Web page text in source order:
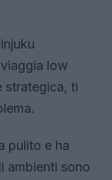
low
strategica, ti
pulito e ha
ambienti sono